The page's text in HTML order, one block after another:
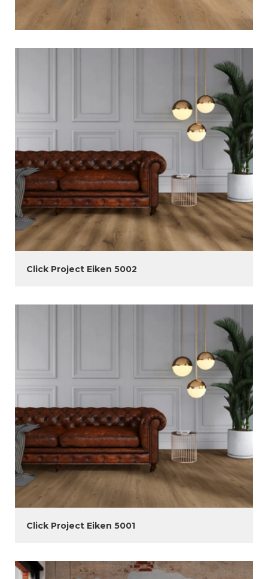
Click Project Eiken 5002
Click Project Eiken 5001